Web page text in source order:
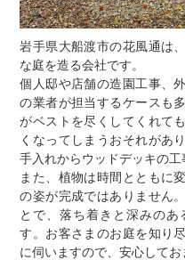
岩手県大船渡市の花風通は
な庭を造る会社です。
個人邸や店舗の造園工事、
の業者が担当するケースも
がベストを尽くしてくれて
くなってしまうおそれがあ
手入れからウッドデッキの工
また、植物は時間とともに
の姿が完成ではありません
とで、落ち着きと深みのあ
す。お客さまのお庭を知り
に伺いますので、安心してお